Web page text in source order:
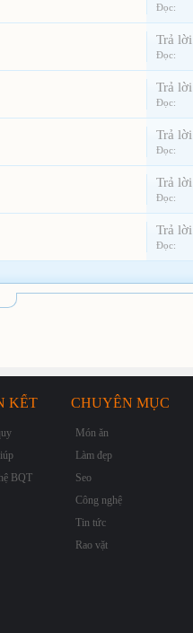
Đọc:
Trả
Đọc:
Trả
Đọc:
Trả
Đọc:
Trả
Đọc:
Trả
Đọc:
KẾT
BQT
CHUYÊN MỤC
Món ăn
Làm đẹp
Seo
Công nghệ
Tin tức
Rao vặt